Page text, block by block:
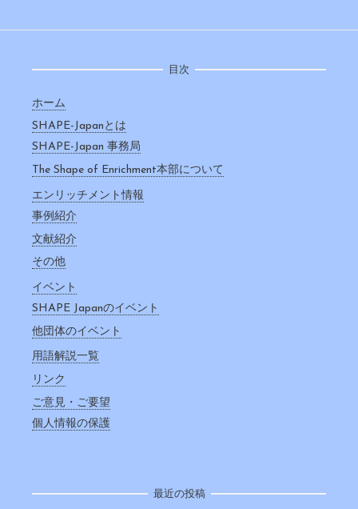
目次
ホーム
SHAPE-Japanとは
SHAPE-Japan 事務局
The Shape of Enrichment本部について
エンリッチメント情報
事例紹介
文献紹介
その他
イベント
SHAPE Japanのイベント
他団体のイベント
用語解説一覧
リンク
ご意見・ご要望
個人情報の保護
最近の投稿